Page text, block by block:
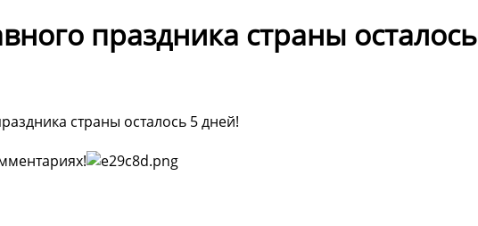
праздника страны осталось
страны осталось 5 дней!